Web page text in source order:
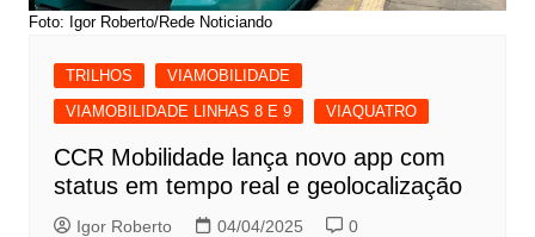
Foto: Igor Roberto/Rede Noticiando
TRILHOS
VIAMOBILIDADE
VIAMOBILIDADE LINHAS 8 E 9
VIAQUATRO
CCR Mobilidade lança novo app com
status em tempo real e geolocalização
Igor Roberto 04/04/2025 0